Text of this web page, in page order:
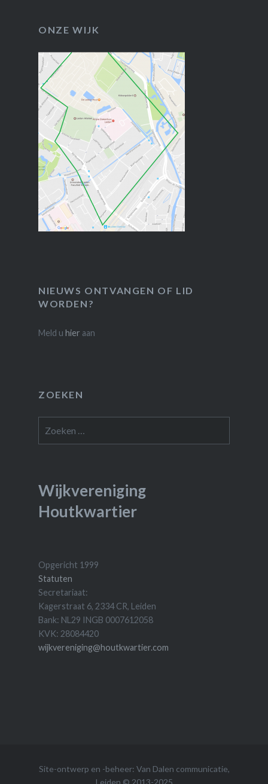
ONZE WIJK
NIEUWS ONTVANGEN OF LID
WORDEN?
Meld u hier aan
ZOEKEN
naar:
Wijkvereniging
Houtkwartier
Opgericht 1999
Statuten
Secretariaat:
Kagerstraat 6, 2334 CR, Leiden
Bank: NL29 INGB 0007612058
KVK: 28084420
wijkvereniging@houtkwartier.com
Site-ontwerp en -beheer: Van Dalen communicatie,